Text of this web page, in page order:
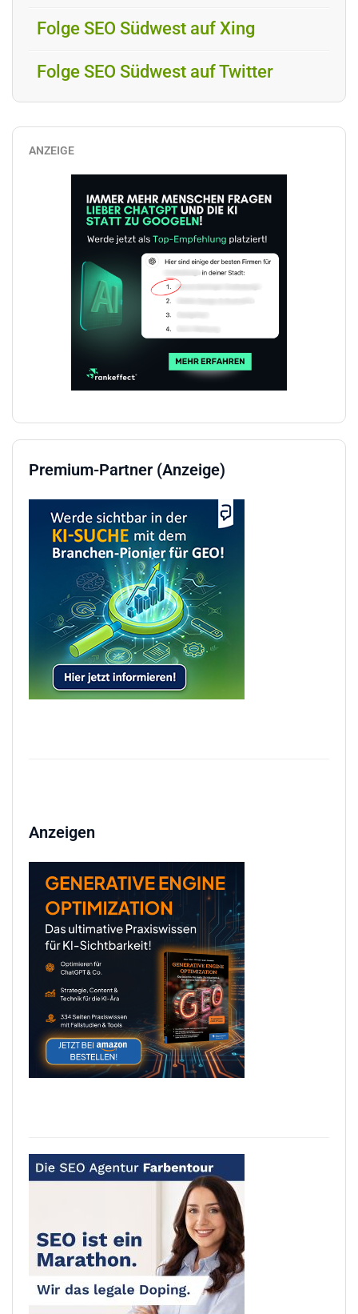
Folge SEO Südwest auf Xing
Folge SEO Südwest auf Twitter
ANZEIGE
Premium-Partner (Anzeige)
Anzeigen